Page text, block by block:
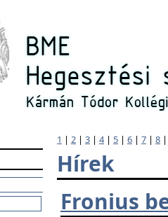
1 | 2 | 3 | 4| 5 | 6 | 7 | 8
Hírek
Fronius